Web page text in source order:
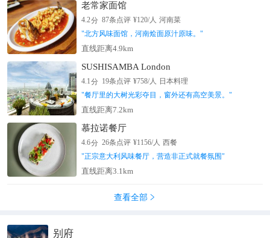
老常家面馆
4.2分 87条点评 ¥120/人 河南菜
"北方风味面馆，河南烩面原汁原味。 "
直线距离4.9km
SUSHISAMBA London
4.1分 19条点评 ¥758/人 日本料理
"餐厅里的大树光彩夺目，窗外还有高空美景。 "
直线距离7.2km
慕拉诺餐厅
4.6分 26条点评 ¥1156/人 西餐
"正宗意大利风味餐厅，营造非正式就餐氛围"
直线距离3.1km
查看全部 
别府